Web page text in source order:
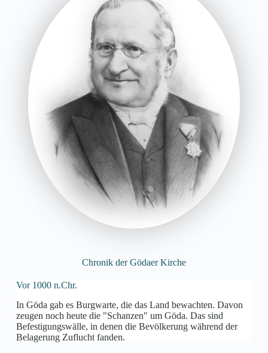
Chronik der Gödaer Kirche
Vor 1000 n.Chr.
In Göda gab es Burgwarte, die das Land bewachten. Davon
zeugen noch heute die "Schanzen" um Göda. Das sind
Befestigungswälle, in denen die Bevölkerung während der
Belagerung Zuflucht fanden.